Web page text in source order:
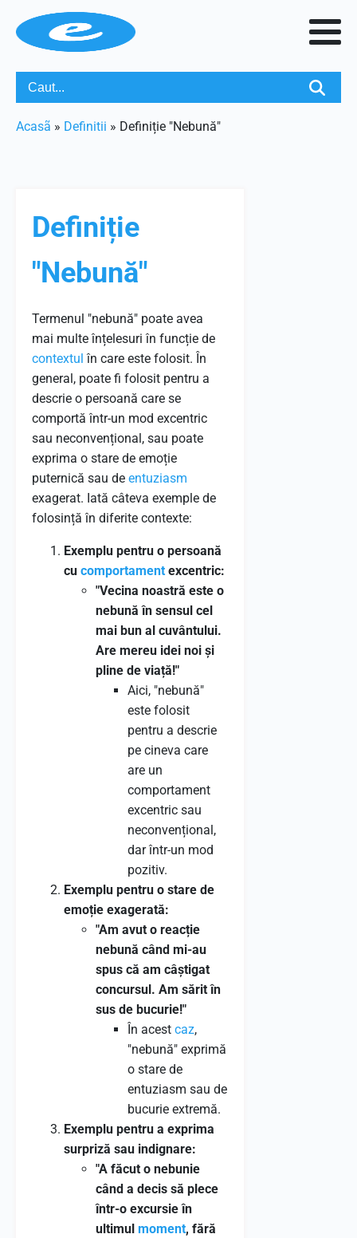
Acasã » Definitii » Definiție "Nebună"
Definiție
"Nebună"
Termenul "nebună" poate avea
mai multe înțelesuri în funcție de
contextul în care este folosit. În
general, poate fi folosit pentru a
descrie o persoană care se
comportă într-un mod excentric
sau neconvențional, sau poate
exprima o stare de emoție
puternică sau de entuziasm
exagerat. Iată câteva exemple de
folosință în diferite contexte:
Exemplu pentru o persoană
cu comportament excentric:
"Vecina noastră este o
nebună în sensul cel
mai bun al cuvântului.
Are mereu idei noi și
pline de viață!"
Aici, "nebună"
este folosit
pentru a descrie
pe cineva care
are un
comportament
excentric sau
neconvențional,
dar într-un mod
pozitiv.
Exemplu pentru o stare de
emoție exagerată:
"Am avut o reacție
nebună când mi-au
spus că am câștigat
concursul. Am sărit în
sus de bucurie!"
În acest caz,
"nebună" exprimă
o stare de
entuziasm sau de
bucurie extremă.
Exemplu pentru a exprima
surpriză sau indignare:
"A făcut o nebunie
când a decis să plece
într-o excursie în
ultimul moment, fără